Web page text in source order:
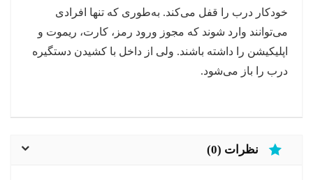
خودکار درب را قفل می‌کند. به‌طوری که تنها افرادی
می‌توانند وارد شوند که مجوز ورود رمز، کارت، ریموت و
اپلیکیشن را داشته باشند. ولی از داخل با کشیدن دستگیره
درب را باز می‌شود.
نظرات (0)